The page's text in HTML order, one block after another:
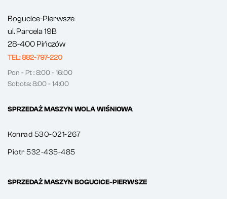
Bogucice-Pierwsze
ul. Parcela 19B
28-400 Pińczów
TEL: 882-797-220
Pon - Pt : 8:00 - 16:00
Sobota: 8:00 - 14:00
SPRZEDAŻ MASZYN WOLA WIŚNIOWA
Konrad 530-021-267
Piotr 532-435-485
SPRZEDAŻ MASZYN BOGUCICE-PIERWSZE